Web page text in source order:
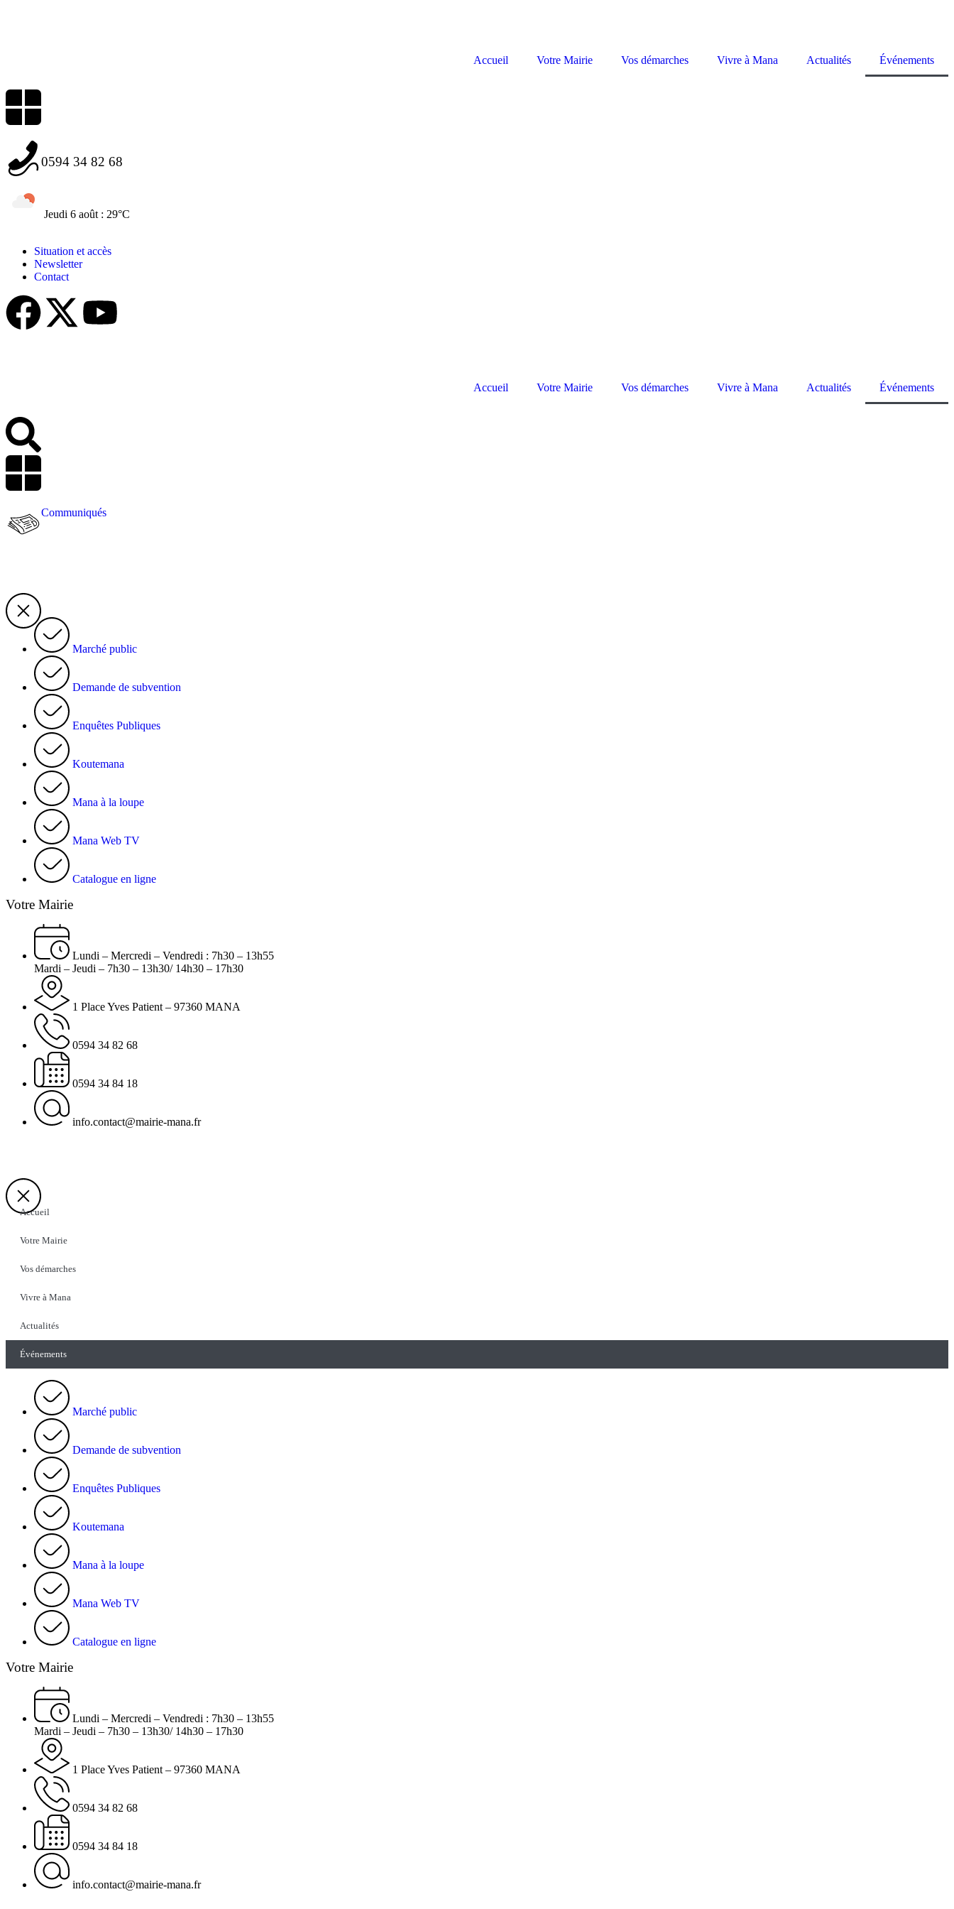
Accueil Votre Mairie Vos démarches Vivre à Mana Actualités Événements
0594 34 82 68
Jeudi 6 août : 29°C
Situation et accès
Newsletter
Contact
Accueil Votre Mairie Vos démarches Vivre à Mana Actualités Événements
Communiqués
Marché public
Demande de subvention
Enquêtes Publiques
Koutemana
Mana à la loupe
Mana Web TV
Catalogue en ligne
Votre Mairie
Lundi – Mercredi – Vendredi : 7h30 – 13h55
Mardi – Jeudi – 7h30 – 13h30/ 14h30 – 17h30
1 Place Yves Patient – 97360 MANA
0594 34 82 68
0594 34 84 18
info.contact@mairie-mana.fr
Accueil
Votre Mairie
Vos démarches
Vivre à Mana
Actualités
Événements
Marché public
Demande de subvention
Enquêtes Publiques
Koutemana
Mana à la loupe
Mana Web TV
Catalogue en ligne
Votre Mairie
Lundi – Mercredi – Vendredi : 7h30 – 13h55
Mardi – Jeudi – 7h30 – 13h30/ 14h30 – 17h30
1 Place Yves Patient – 97360 MANA
0594 34 82 68
0594 34 84 18
info.contact@mairie-mana.fr